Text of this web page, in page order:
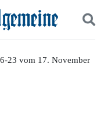
23 vom 17. November